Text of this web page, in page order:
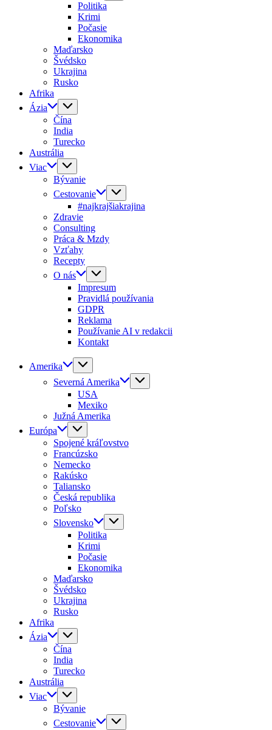
Politika
Krimi
Počasie
Ekonomika
Maďarsko
Švédsko
Ukrajina
Rusko
Afrika
Ázia
Čína
India
Turecko
Austrália
Viac
Bývanie
Cestovanie
#najkrajšiakrajina
Zdravie
Consulting
Práca & Mzdy
Vzťahy
Recepty
O nás
Impresum
Pravidlá používania
GDPR
Reklama
Používanie AI v redakcii
Kontakt
Amerika
Severná Amerika
USA
Mexiko
Južná Amerika
Európa
Spojené kráľovstvo
Francúzsko
Nemecko
Rakúsko
Taliansko
Česká republika
Poľsko
Slovensko
Politika
Krimi
Počasie
Ekonomika
Maďarsko
Švédsko
Ukrajina
Rusko
Afrika
Ázia
Čína
India
Turecko
Austrália
Viac
Bývanie
Cestovanie